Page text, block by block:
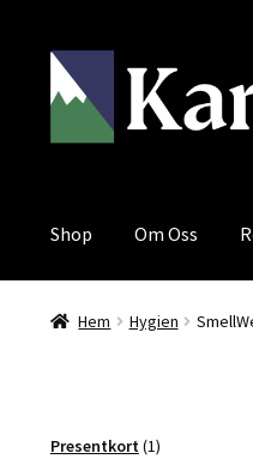
Hoppa
till
navigering
Hoppa
till
innehåll
Shop Om Oss
Hem Hygien
Presentkort 11